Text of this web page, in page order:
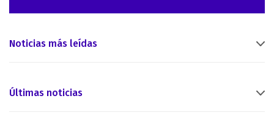
Noticias más leídas
Últimas noticias